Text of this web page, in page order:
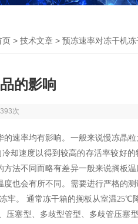
页 > 技术文章 > 预冻速率对冻干机
的影响
次
速率均有影响。一般来说慢冻晶粒
却速度以得到较高的存活率较好的
法不同而略有差异一般来说搁板温
也会有所不同。需要进行严格的测
牢。 通常冻干箱的搁板从室温25℃
压塞型、多歧型管型、多歧管压塞型